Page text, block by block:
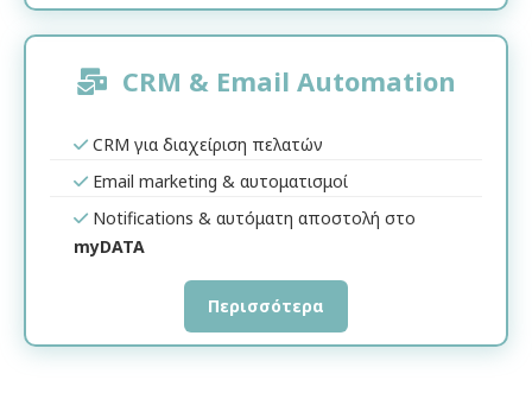
CRM & Email Automation
CRM για διαχείριση πελατών
Email marketing & αυτοματισμοί
Notifications & αυτόματη αποστολή στο
myDATA
Περισσότερα